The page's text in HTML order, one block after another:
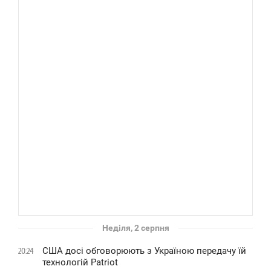
Неділя, 2 серпня
20:24
США досі обговорюють з Україною передачу їй
технологій Patriot